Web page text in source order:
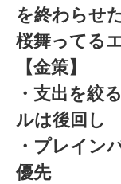
を終わらせ
桜舞ってる
【金策】
・支出を絞
ルは後回し
・プレイン
優先